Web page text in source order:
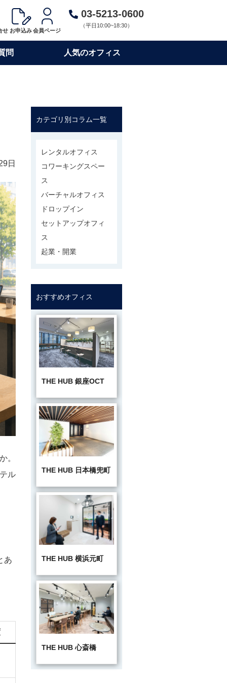
せ お申込み 会員ページ
03-5213-0600
（平日10:00~18:30）
問 人気のオフィス
日
。
ル
あ
カテゴリ別コラム一覧
レンタルオフィス
コワーキングスペー
ス
バーチャルオフィス
ドロップイン
セットアップオフィ
ス
起業・開業
おすすめオフィス
THE HUB 銀座OCT
THE HUB 日本橋兜町
THE HUB 横浜元町
THE HUB 心斎橋